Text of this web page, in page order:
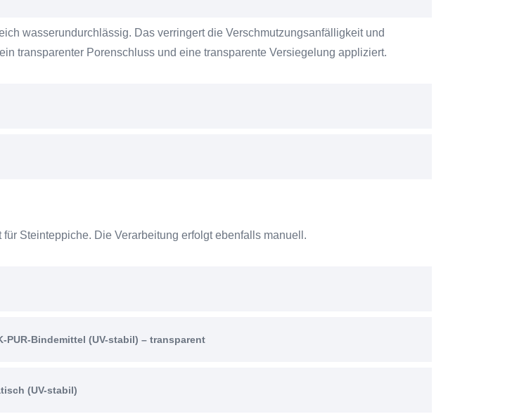
wasserundurchlässig. Das verringert die Verschmutzungsanfälligkeit und
transparenter Porenschluss und eine transparente Versiegelung appliziert.
Steinteppiche. Die Verarbeitung erfolgt ebenfalls manuell.
PUR-Bindemittel (UV-stabil) – transparent
(UV-stabil)